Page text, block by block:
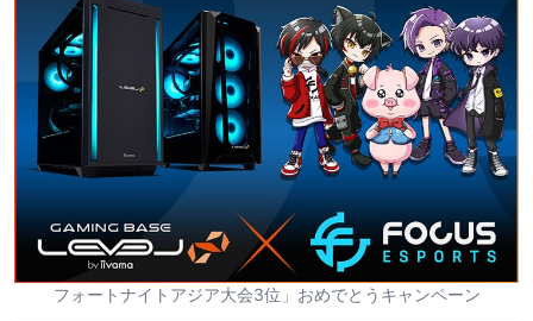
フォートナイトアジア大会3位」おめでとうキャンペーン